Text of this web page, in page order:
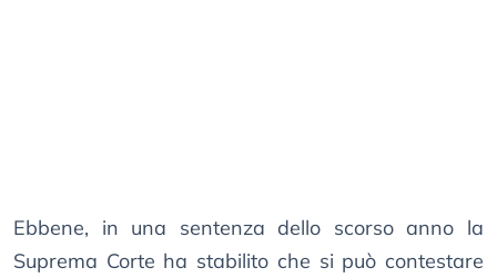
Ebbene, in una sentenza dello scorso anno la
Suprema Corte ha stabilito che si può contestare